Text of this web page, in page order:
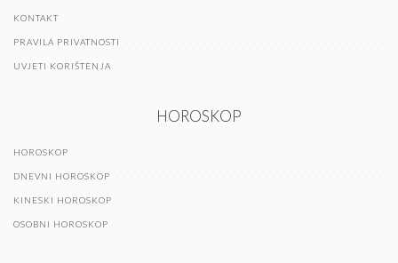
KONTAKT
PRAVILA PRIVATNOSTI
UVJETI KORIŠTENJA
HOROSKOP
HOROSKOP
DNEVNI HOROSKOP
KINESKI HOROSKOP
OSOBNI HOROSKOP